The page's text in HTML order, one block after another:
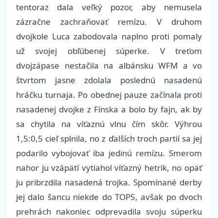
tentoraz dala veľký pozor, aby nemusela
zázračne zachraňovať remízu. V druhom
dvojkole Luca zabodovala naplno proti pomaly
už svojej obľúbenej súperke. V treťom
dvojzápase nestačila na albánsku WFM a vo
štvrtom jasne zdolala poslednú nasadenú
hráčku turnaja. Po obednej pauze začínala proti
nasadenej dvojke z Fínska a bolo by fajn, ak by
sa chytila na víťaznú vlnu čím skôr. Výhrou
1,5:0,5 cieľ splnila, no z ďalších troch partií sa jej
podarilo vybojovať iba jedinú remízu. Smerom
nahor ju vzápätí vytiahol víťazný hetrik, no opäť
ju pribrzdila nasadená trojka. Spomínané derby
jej dalo šancu niekde do TOP5, avšak po dvoch
prehrách nakoniec odprevadila svoju súperku